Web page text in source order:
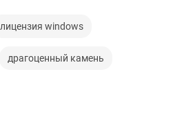
лицензия windows
драгоценный камень